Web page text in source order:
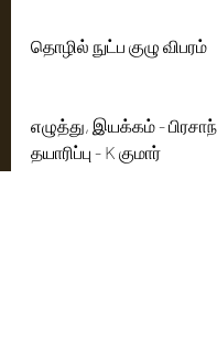
தொழில் நுட்ப குழு விபரம்
எழுத்து, இயக்கம் -
தயாரிப்பு - K குமார்